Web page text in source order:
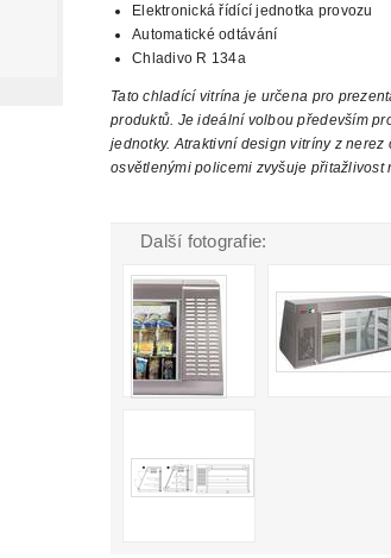
Elektronická řídící jednotka provozu
Automatické odtávání
Chladivo R 134a
Tato chladící vitrína je určena pro
produktů. Je ideální volbou především
jednotky. Atraktivní design vitríny z nerez
osvětlenými policemi zvyšuje přitažlivost
Další fotografie: